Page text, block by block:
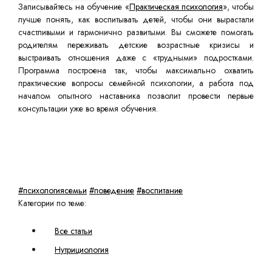
Записывайтесь на обучение «Практическая психология», чтобы
лучше понять, как воспитывать детей, чтобы они вырастали
счастливыми и гармонично развитыми. Вы сможете помогать
родителям переживать детские возрастные кризисы и
выстраивать отношения даже с «трудными» подростками.
Программа построена так, чтобы максимально охватить
практические вопросы семейной психологии, а работа под
началом опытного наставника позволит провести первые
консультации уже во время обучения.
#психологиясемьи #поведение #воспитание
Категории по теме:
Все статьи
Нутрициология